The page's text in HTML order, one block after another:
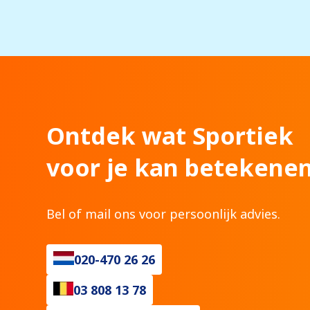
Ontdek wat Sportiek
voor je kan
Bel of mail ons voor persoonlijk advies.
020-470 26 26
03 808 13 78